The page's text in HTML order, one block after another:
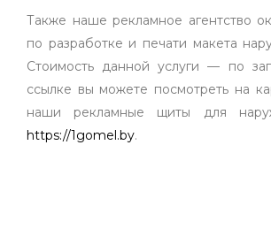
Также наше рекламное агентство
по разработке и печати макета
Стоимость данной услуги — по
ссылке вы можете посмотреть на
наши рекламные щиты для
https://1gomel.by.